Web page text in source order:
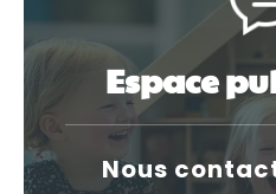
Espace
Nous